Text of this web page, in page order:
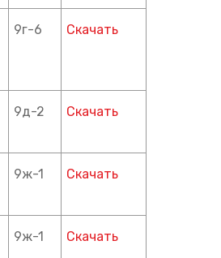
9г-6 Скачать
9д-2 Скачать
9ж-1 Скачать
9ж-1 Скачать